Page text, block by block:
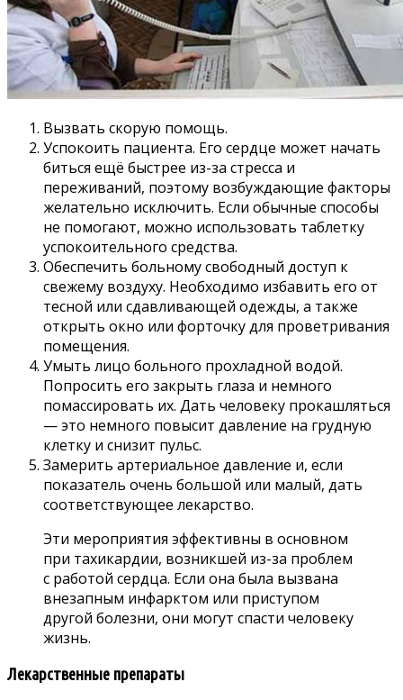
Вызвать скорую помощь.
Успокоить пациента. Его сердце может начать
биться ещё быстрее из-за стресса и
переживаний, поэтому возбуждающие факторы
желательно исключить. Если обычные способы
не помогают, можно использовать таблетку
успокоительного средства.
Обеспечить больному свободный доступ к
свежему воздуху. Необходимо избавить его от
тесной или сдавливающей одежды, а также
открыть окно или форточку для проветривания
помещения.
Умыть лицо больного прохладной водой.
Попросить его закрыть глаза и немного
помассировать их. Дать человеку прокашляться
— это немного повысит давление на грудную
клетку и снизит пульс.
Замерить артериальное давление и, если
показатель очень большой или малый, дать
соответствующее лекарство.
Эти мероприятия эффективны в основном
при тахикардии, возникшей из-за проблем
с работой сердца. Если она была вызвана
внезапным инфарктом или приступом
другой болезни, они могут спасти человеку
жизнь.
Лекарственные препараты